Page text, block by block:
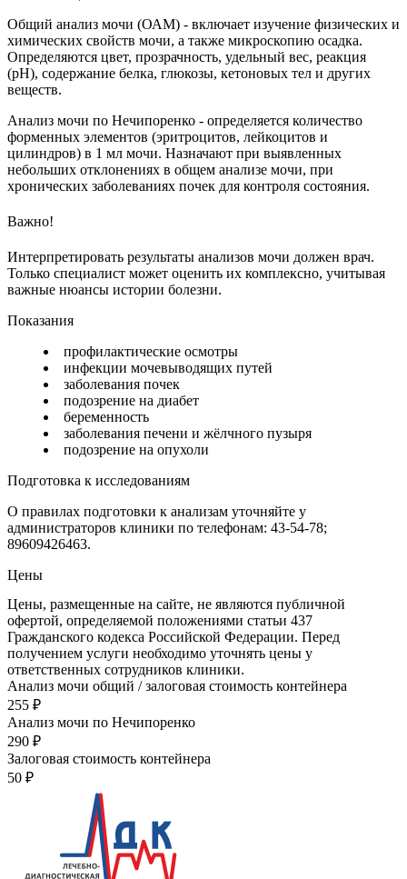
Общий анализ мочи (ОАМ) - включает изучение физических и
химических свойств мочи, а также микроскопию осадка.
Определяются цвет, прозрачность, удельный вес, реакция
(pH), содержание белка, глюкозы, кетоновых тел и других
веществ.
Анализ мочи по Нечипоренко - определяется количество
форменных элементов (эритроцитов, лейкоцитов и
цилиндров) в 1 мл мочи. Назначают при выявленных
небольших отклонениях в общем анализе мочи, при
хронических заболеваниях почек для контроля состояния.
Важно!
Интерпретировать результаты анализов мочи должен врач.
Только специалист может оценить их комплексно, учитывая
важные нюансы истории болезни.
Показания
профилактические осмотры
инфекции мочевыводящих путей
заболевания почек
подозрение на диабет
беременность
заболевания печени и жёлчного пузыря
подозрение на опухоли
Подготовка к исследованиям
О правилах подготовки к анализам уточняйте у
администраторов клиники по телефонам: 43-54-78;
89609426463.
Цены
Цены, размещенные на сайте, не являются публичной
офертой, определяемой положениями статьи 437
Гражданского кодекса Российской Федерации. Перед
получением услуги необходимо уточнять цены у
ответственных сотрудников клиники.
Анализ мочи общий / залоговая стоимость контейнера
255 ₽
Анализ мочи по Нечипоренко
290 ₽
Залоговая стоимость контейнера
50 ₽